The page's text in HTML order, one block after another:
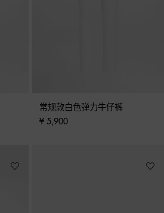
常规款白色弹力牛仔裤
¥ 5,900